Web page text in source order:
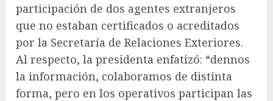
participación de dos agentes extranjeros
que no estaban certificados o acreditados
por la Secretaría de Relaciones Exteriores.
Al respecto, la presidenta enfatizó: “dennos
la información, colaboramos de distinta
forma, pero en los operativos participan las